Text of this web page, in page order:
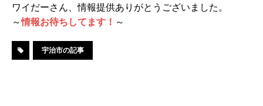
ワイだーさん、情報提供ありがとうございました。
～情報お待ちしてます！ ～
宇治市の記事